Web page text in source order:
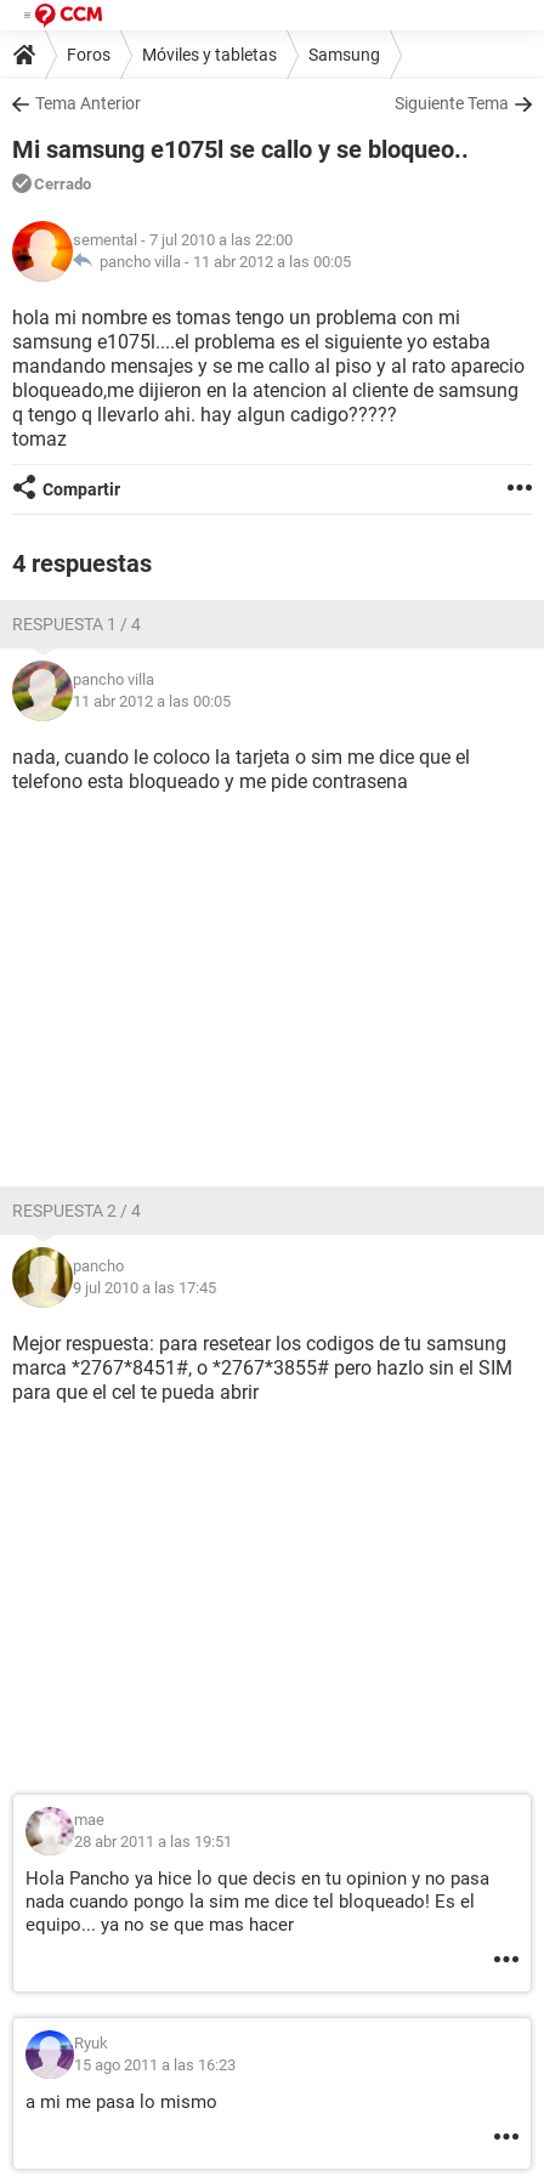
Foros Móviles y tabletas Samsung
Tema Anterior Siguiente Tema
Mi samsung e1075l se callo y se bloqueo..
Cerrado
semental - 7 jul 2010 a las 22:00
pancho villa - 11 abr 2012 a las 00:05
hola mi nombre es tomas tengo un problema con mi
samsung e1075l....el problema es el siguiente yo estaba
mandando mensajes y se me callo al piso y al rato aparecio
bloqueado,me dijieron en la atencion al cliente de samsung
q tengo q llevarlo ahi. hay algun cadigo?????
tomaz
Compartir
4 respuestas
RESPUESTA 1 / 4
pancho villa
11 abr 2012 a las 00:05
nada, cuando le coloco la tarjeta o sim me dice que el
telefono esta bloqueado y me pide contrasena
RESPUESTA 2 / 4
pancho
9 jul 2010 a las 17:45
Mejor respuesta: para resetear los codigos de tu samsung
marca *2767*8451#, o *2767*3855# pero hazlo sin el SIM
para que el cel te pueda abrir
mae
28 abr 2011 a las 19:51
Hola Pancho ya hice lo que decis en tu opinion y no pasa
nada cuando pongo la sim me dice tel bloqueado! Es el
equipo... ya no se que mas hacer
Ryuk
15 ago 2011 a las 16:23
a mi me pasa lo mismo